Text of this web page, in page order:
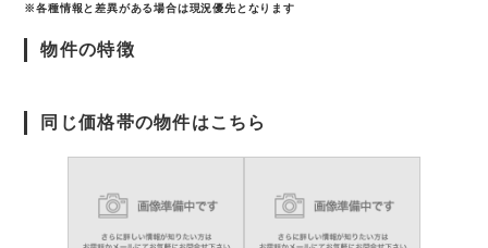
※各種情報と差異がある場合は現況優先となります
物件の特徴
同じ価格帯の物件はこちら